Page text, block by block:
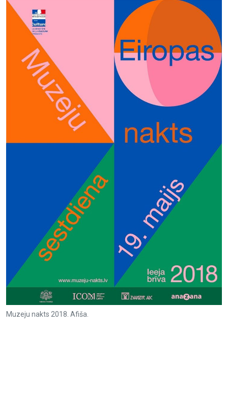
Muzeju nakts 2018. Afiša.